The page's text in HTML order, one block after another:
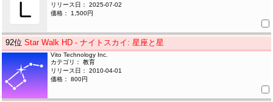
リリース日： 2025-07-02
価格： 1,500円
92位Star Walk HD - ナイトスカイ: 星座と星
Vito Technology Inc.
カテゴリ： 教育
リリース日： 2010-04-01
価格： 800円